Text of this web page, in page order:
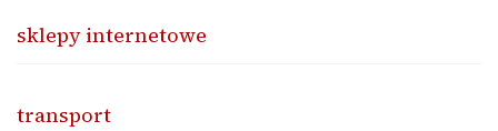
sklepy internetowe
transport